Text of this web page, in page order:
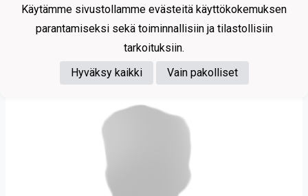
Paalanen Peetu
Käytämme sivustollamme evästeitä käyttökokemuksen
parantamiseksi sekä toiminnallisiin ja tilastollisiin
tarkoituksiin.
Hyväksy kaikki
Vain pakolliset